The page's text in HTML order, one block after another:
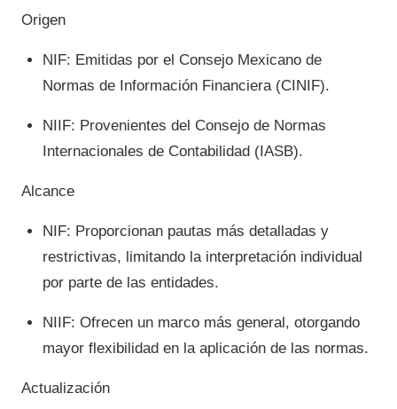
Origen
NIF: Emitidas por el Consejo Mexicano de
Normas de Información Financiera (CINIF).
NIIF: Provenientes del Consejo de Normas
Internacionales de Contabilidad (IASB).
Alcance
NIF: Proporcionan pautas más detalladas y
restrictivas, limitando la interpretación individual
por parte de las entidades.
NIIF: Ofrecen un marco más general, otorgando
mayor flexibilidad en la aplicación de las normas.
Actualización